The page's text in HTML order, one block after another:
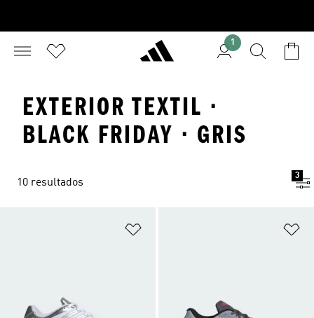
1
EXTERIOR TEXTIL ·
BLACK FRIDAY · GRIS
10 resultados
3